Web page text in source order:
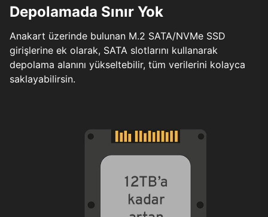
Depolamada Sınır Yok
Anakart üzerinde bulunan M.2 SATA/NVMe SSD
girişlerine ek olarak, SATA slotlarını kullanarak
depolama alanını yükseltebilir, tüm verilerini kolayca
saklayabilirsin.